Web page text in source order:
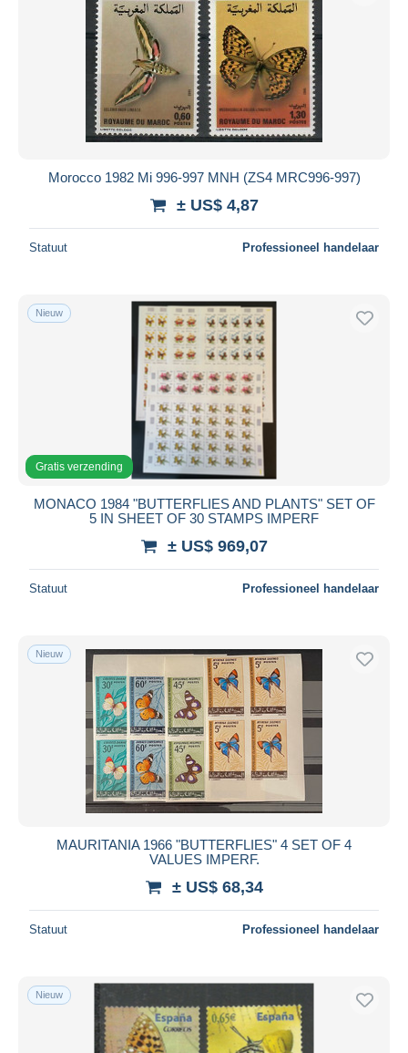
Morocco 1982 Mi 996-997 MNH (ZS4 MRC996-997)
± US$ 4,87
Statuut Professioneel handelaar
Nieuw
Gratis verzending
MONACO 1984 "BUTTERFLIES AND PLANTS" SET OF
5 IN SHEET OF 30 STAMPS IMPERF
± US$ 969,07
Statuut Professioneel handelaar
Nieuw
MAURITANIA 1966 "BUTTERFLIES" 4 SET OF 4
VALUES IMPERF.
± US$ 68,34
Statuut Professioneel handelaar
Nieuw